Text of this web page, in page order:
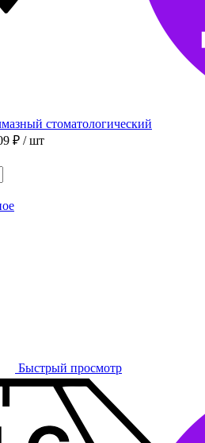
стоматологический
₽ / шт
Быстрый просмотр